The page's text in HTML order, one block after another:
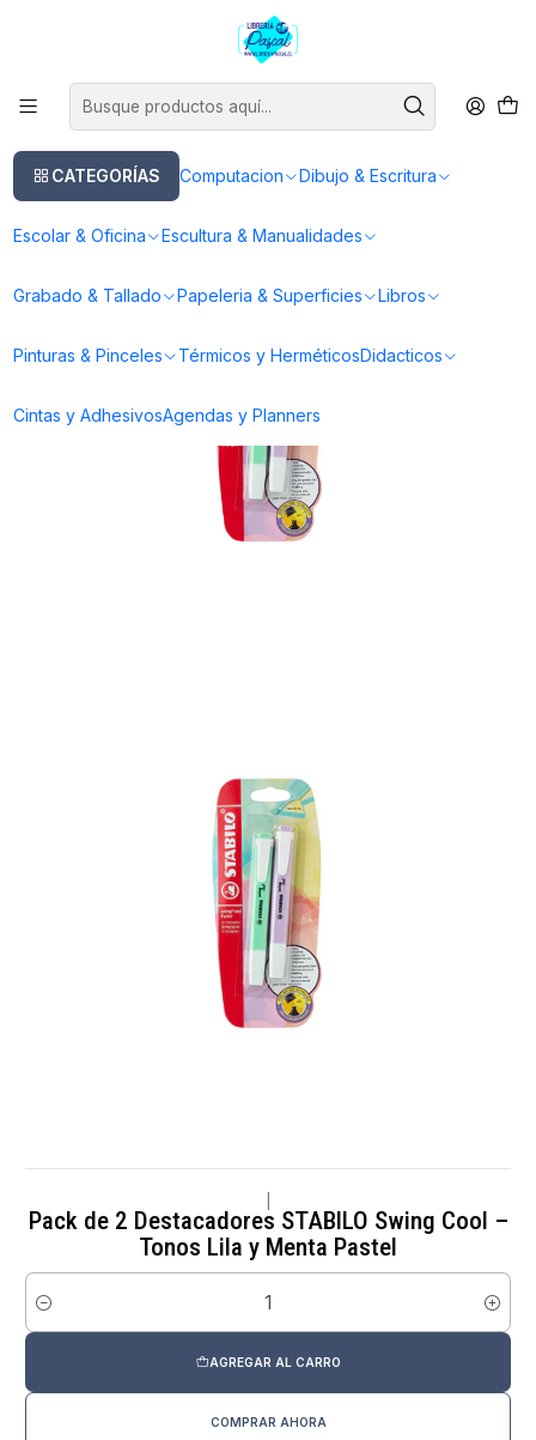
CATEGORÍAS Computacion Dibujo & Escritura
Escolar & Oficina Escultura & Manualidades
Grabado & Tallado Papeleria & Superficies Libros
Pinturas & Pinceles Térmicos y HerméticosDidacticos
Cintas y AdhesivosAgendas y Planners
Este es el texto del slide
Pack de 2 Destacadores STABILO Swing Cool – Tonos Lila y Menta
Pastel
Pack de 2 Destacadores STABILO Swing Cool –
Tonos Lila y Menta Pastel
Cantidad
AGREGAR AL CARRO
COMPRAR AHORA